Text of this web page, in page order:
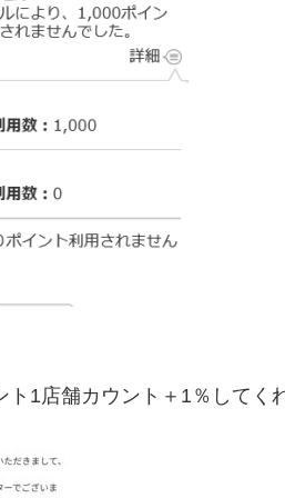
ト1店舗カウント＋1％してく